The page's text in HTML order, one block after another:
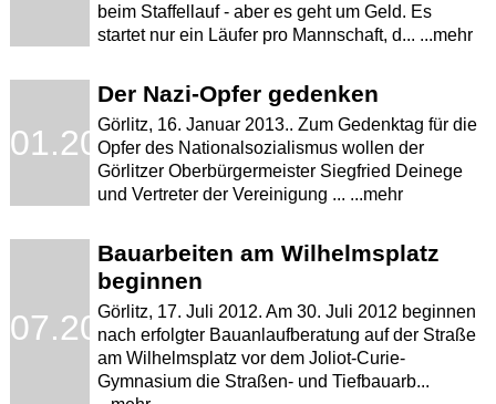
beim Staffellauf - aber es geht um Geld. Es
startet nur ein Läufer pro Mannschaft, d... ...mehr
Der Nazi-Opfer gedenken
Görlitz, 16. Januar 2013.. Zum Gedenktag für die
Opfer des Nationalsozialismus wollen der
Görlitzer Oberbürgermeister Siegfried Deinege
und Vertreter der Vereinigung ... ...mehr
Bauarbeiten am Wilhelmsplatz
beginnen
Görlitz, 17. Juli 2012. Am 30. Juli 2012 beginnen
nach erfolgter Bauanlaufberatung auf der Straße
am Wilhelmsplatz vor dem Joliot-Curie-
Gymnasium die Straßen- und Tiefbauarb...